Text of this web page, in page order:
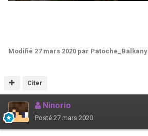
Modifié 27 mars 2020 par Patoche_Balkany
Citer
Ninorio
Posté 27 mars 2020